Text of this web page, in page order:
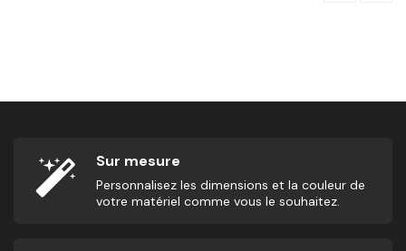
Sur mesure
Personnalisez les dimensions et la couleur de
votre matériel comme vous le souhaitez.